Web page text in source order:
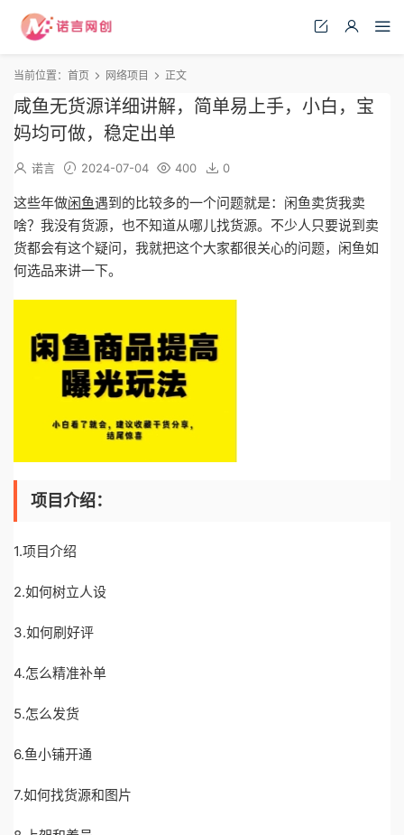
当前位置： 首页 网络项目 正文
咸鱼无货源详细讲解，简单易上手，小白，宝
妈均可做，稳定出单
诺言 2024-07-04 400 0
这些年做闲鱼遇到的比较多的一个问题就是：闲鱼卖货我卖
啥？我没有货源，也不知道从哪儿找货源。不少人只要说到卖
货都会有这个疑问，我就把这个大家都很关心的问题，闲鱼如
何选品来讲一下。
项目介绍：
1.项目介绍
2.如何树立人设
3.如何刷好评
4.怎么精准补单
5.怎么发货
6.鱼小铺开通
7.如何找货源和图片